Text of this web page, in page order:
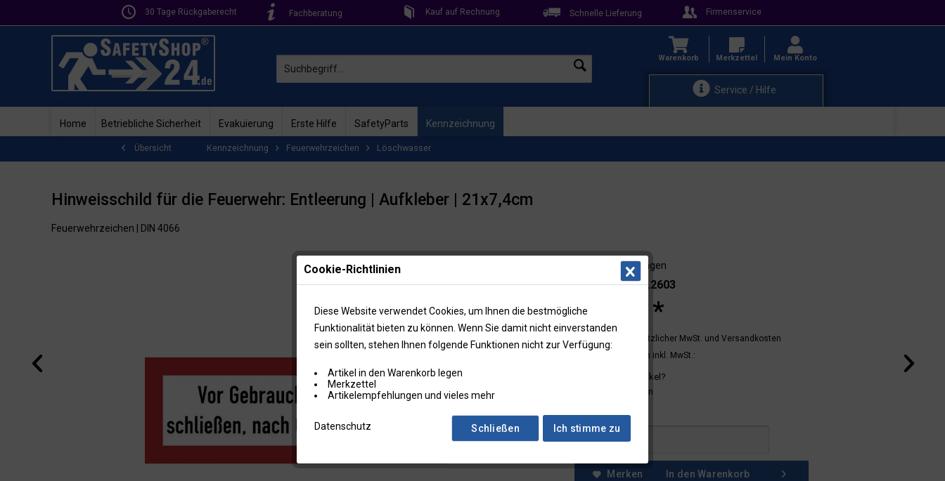
30 Tage Rückgaberecht Fachberatung Kauf auf Rechnung Schnelle Lieferung Firmenservice
Service / Hilfe
Warenkorb Merkzettel Mein Konto
Home Betriebliche Sicherheit Evakuierung Erste Hilfe SafetyParts Kennzeichnung
Übersicht Kennzeichnung Feuerwehrzeichen Löschwasser
Hinweisschild für die Feuerwehr: Entleerung | Aufkleber | 21x7,4cm
Feuerwehrzeichen | DIN 4066
Lieferzeit: 3-4 Tagen
Artikel-Nr.: 21.2603
5,85 € *
* Preise zzgl. gesetzlicher MwSt. und Versandkosten
Preise in Klammern inkl. MwSt.:
Fragen zum Artikel?
Faxbestellschein
Menge:
Merken In den Warenkorb
Cookie-Richtlinien
Diese Website verwendet Cookies, um Ihnen die bestmögliche
Funktionalität bieten zu können. Wenn Sie damit nicht einverstanden
sein sollten, stehen Ihnen folgende Funktionen nicht zur Verfügung:
Artikel in den Warenkorb legen
Merkzettel
Artikelempfehlungen und vieles mehr
Datenschutz Ich stimme zu
Schließen